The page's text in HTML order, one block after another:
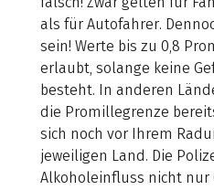
als für Autofahrer.
sein! Werte bis zu 0,8
erlaubt, solange keine
besteht. In anderen
die Promillegrenze
sich noch vor Ihrem
jeweiligen Land. Die
Alkoholeinfluss nicht nur